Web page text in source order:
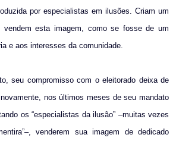
por especialistas em ilusões. Criam um
vendem esta imagem, como se fosse de um
e aos interesses da comunidade.
seu compromisso com o eleitorado deixa de
nos últimos meses de seu mandato
os “especialistas da ilusão” –muitas vezes
venderem sua imagem de dedicado